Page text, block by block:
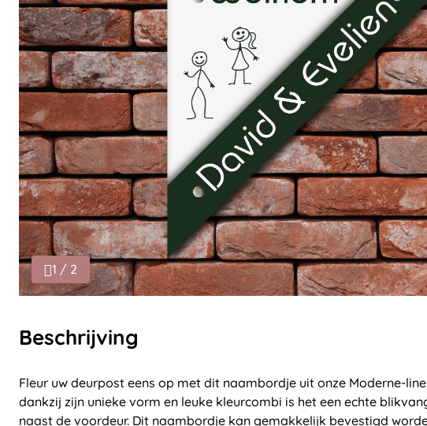
1 / 2
Beschrijving
Fleur uw deurpost eens op met dit naambordje uit onze Moderne-
dankzij zijn unieke vorm en leuke kleurcombi is het een echte
naast de voordeur. Dit naambordje kan gemakkelijk bevestigd